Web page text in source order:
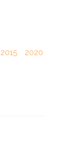
2015 2020